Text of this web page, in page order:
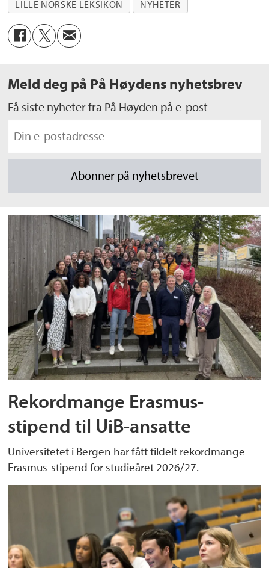
LILLE NORSKE LEKSIKON NYHETER
Meld deg på På Høydens nyhetsbrev
Få siste nyheter fra På Høyden på e-post
Rekordmange Erasmus-
stipend til UiB-ansatte
Universitetet i Bergen har fått tildelt rekordmange
Erasmus-stipend for studieåret 2026/27.